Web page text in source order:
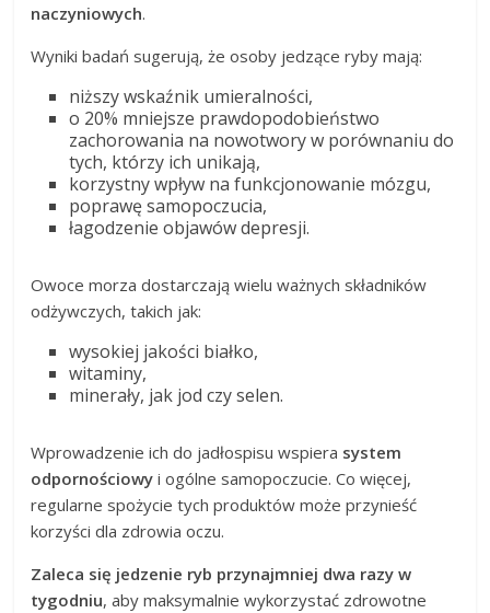
naczyniowych.
Wyniki badań sugerują, że osoby jedzące ryby mają:
niższy wskaźnik umieralności,
o 20% mniejsze prawdopodobieństwo
zachorowania na nowotwory w porównaniu do
tych, którzy ich unikają,
korzystny wpływ na funkcjonowanie mózgu,
poprawę samopoczucia,
łagodzenie objawów depresji.
Owoce morza dostarczają wielu ważnych składników
odżywczych, takich jak:
wysokiej jakości białko,
witaminy,
minerały, jak jod czy selen.
Wprowadzenie ich do jadłospisu wspiera system
odpornościowy i ogólne samopoczucie. Co więcej,
regularne spożycie tych produktów może przynieść
korzyści dla zdrowia oczu.
Zaleca się jedzenie ryb przynajmniej dwa razy w
tygodniu, aby maksymalnie wykorzystać zdrowotne